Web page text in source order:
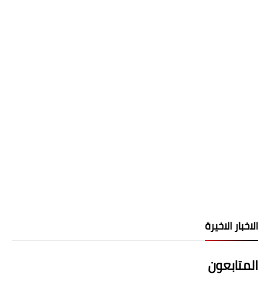
الاخبار الاخيرة
المتابعون